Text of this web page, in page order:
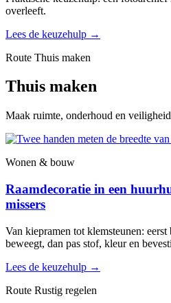
overleeft.
Lees de keuzehulp →
Route Thuis maken
Thuis maken
Maak ruimte, onderhoud en
Wonen & bouw
Raamdecoratie in een
missers
Van kiepramen tot klemsteunen:
beweegt, dan pas stof, kleur en
Lees de keuzehulp →
Route Rustig regelen